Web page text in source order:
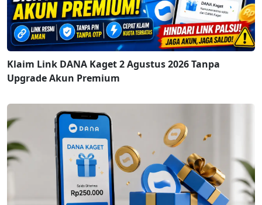
Klaim Link DANA Kaget 2 Agustus 2026 Tanpa
Upgrade Akun Premium